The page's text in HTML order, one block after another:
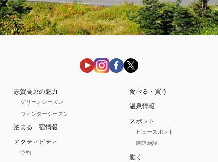
志賀高原の魅力
グリーンシーズン
ウィンターシーズン
泊まる・宿情報
アクティビティ
予約
食べる・買う
温泉情報
スポット
ビュースポット
関連施設
働く